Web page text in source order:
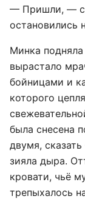
— Пришли, —
остановились
Минка подняла
вырастало
бойницами и
которого
была снесена
двумя,
зияла дыра.
кровати, чьё
трепыхалось